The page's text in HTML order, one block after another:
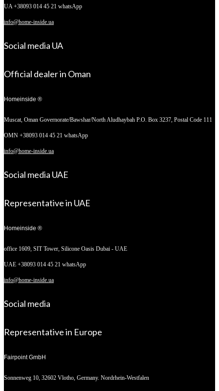
UA +38093 014 45 21 whatsApp
info@home-inside.ua
Social media UA
Official dealer in Oman
Homeinside ®
Muscat, Oman Governorate/Bawshar/North Aludhaybah P.O. Box 3237, Postal Code 111
OMN +38093 014 45 21 whatsApp
info@home-inside.ua
Social media UAE
Representative in UAE
Homeinside ®
office 1609, SIT Tower, Silicone Oasis Dubai - UAE
UAE +38093 014 45 21 whatsApp
info@home-inside.ua
Social media
Representative in Europe
Fairpoint GmbH
Sonnenweg 10, 32602 Vlotho, Germany. Nordrhein-Westfalen